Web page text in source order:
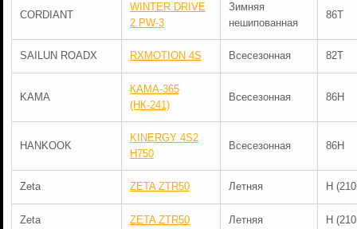
CORDIANT
WINTER DRIVE
2 PW-3
Зимняя
нешипованная
86T
SAILUN ROADX RXMOTION 4S Всесезонная 82T
KAMA
КАМА-365
(НК-241)
Всесезонная 86H
HANKOOK
KINERGY 4S2
H750
Всесезонная 86H
Zeta ZETA ZTR50 Летняя H
Zeta ZETA ZTR50 Летняя H